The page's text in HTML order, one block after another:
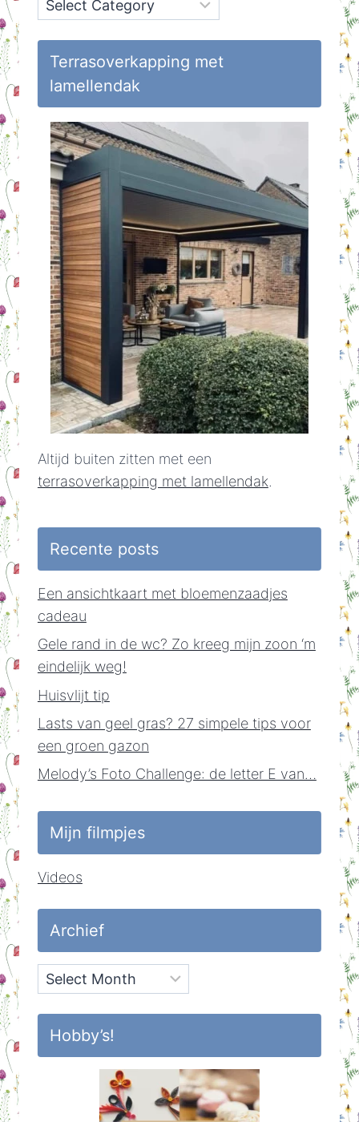
op
Huisvlijt
Terrasoverkapping met
lamellendak
Altijd buiten zitten met een
terrasoverkapping met lamellendak.
Recente posts
Een ansichtkaart met bloemenzaadjes
cadeau
Gele rand in de wc? Zo kreeg mijn zoon ‘m
eindelijk weg!
Huisvlijt tip
Lasts van geel gras? 27 simpele tips voor
een groen gazon
Melody’s Foto Challenge: de letter E van…
Mijn filmpjes
Videos
Archief
Archief
Hobby’s!